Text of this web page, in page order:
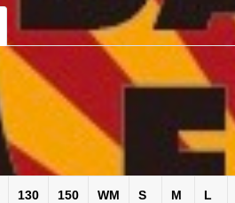
130 150 WM S M L